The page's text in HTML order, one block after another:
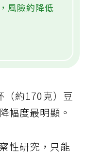
風險約降低
（約170克）豆
幅度最明顯。
性研究，只能